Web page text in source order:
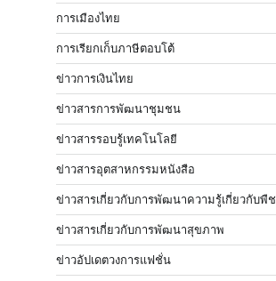
การเมืองไทย
การเรียกเก็บภาษีตอบโต้
ข่าวการเงินไทย
ข่าวสารการพัฒนาชุมชน
ข่าวสารรอบรู้เทคโนโลยี
ข่าวสารอุตสาหกรรมหนังสือ
ข่าวสารเกี่ยวกับการพัฒนาความรู้เกี่ยวกับพืช
ข่าวสารเกี่ยวกับการพัฒนาสุขภาพ
ข่าวอัปเดตวงการแฟชั่น